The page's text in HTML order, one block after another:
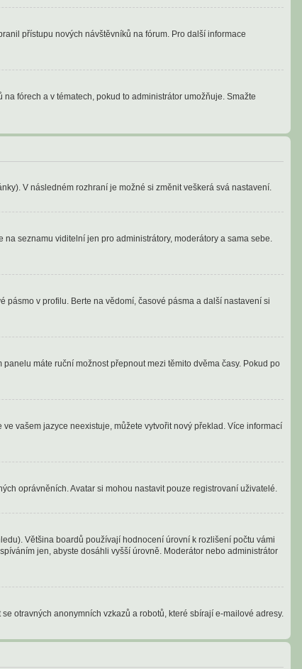
přístupu nových návštěvníků na fórum. Pro další informace
fórech a v tématech, pokud to administrátor umožňuje. Smažte
V následném rozhraní je možné si změnit veškerá svá nastavení.
na seznamu viditelní jen pro administrátory, moderátory a sama sebe.
pásmo v profilu. Berte na vědomí, časové pásma a další nastavení si
máte ruční možnost přepnout mezi těmito dvěma časy. Pokud po
vašem jazyce neexistuje, můžete vytvořit nový překlad. Více informací
oprávněních. Avatar si mohou nastavit pouze registrovaní uživatelé.
Většina boardů používají hodnocení úrovní k rozlišení počtu vámi
jen, abyste dosáhli vyšší úrovně. Moderátor nebo administrátor
otravných anonymních vzkazů a robotů, které sbírají e-mailové adresy.